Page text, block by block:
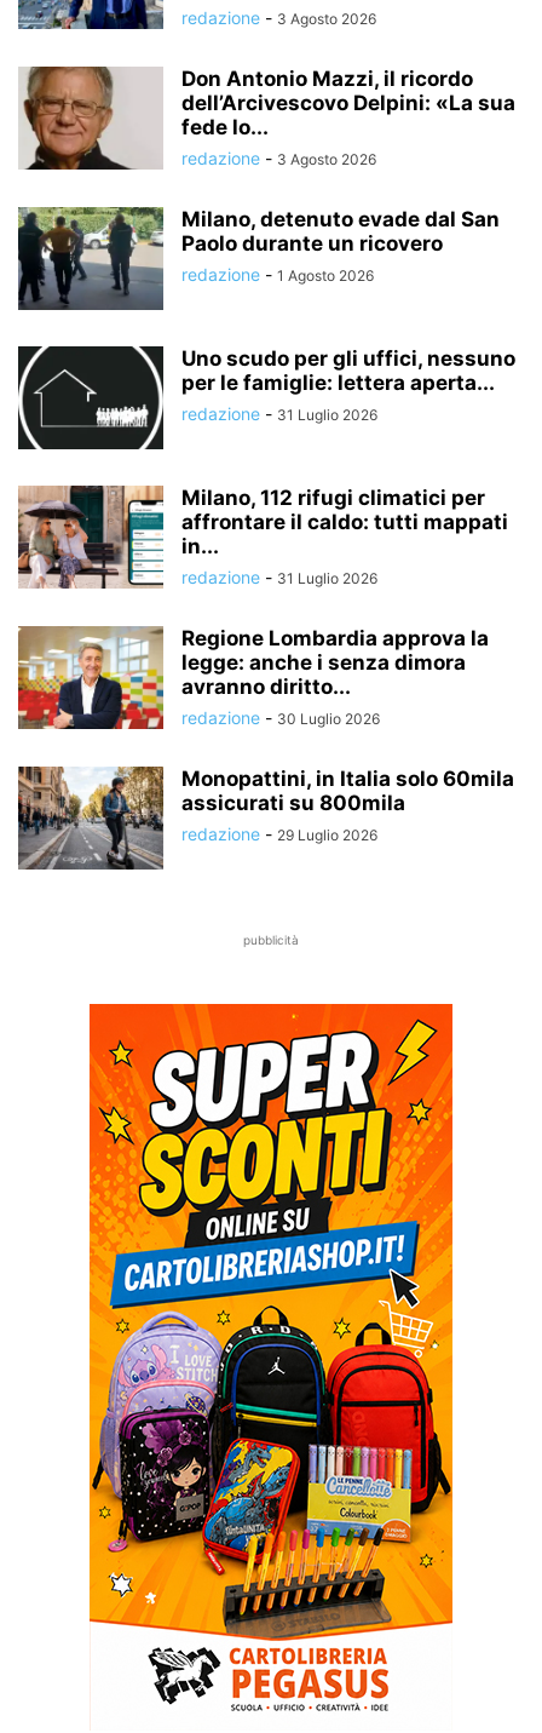
redazione - 3 Agosto 2026
Don Antonio Mazzi, il ricordo
dell’Arcivescovo Delpini: «La sua
fede lo...
redazione - 3 Agosto 2026
Milano, detenuto evade dal San
Paolo durante un ricovero
redazione - 1 Agosto 2026
Uno scudo per gli uffici, nessuno
per le famiglie: lettera aperta...
redazione - 31 Luglio 2026
Milano, 112 rifugi climatici per
affrontare il caldo: tutti mappati
in...
redazione - 31 Luglio 2026
Regione Lombardia approva la
legge: anche i senza dimora
avranno diritto...
redazione - 30 Luglio 2026
Monopattini, in Italia solo 60mila
assicurati su 800mila
redazione - 29 Luglio 2026
pubblicità